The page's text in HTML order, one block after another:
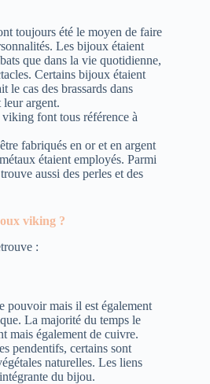
toujours été le moyen de faire
Les bijoux étaient
que dans la vie quotidienne,
Certains bijoux étaient
le cas des brassards dans
leur argent.
font tous référence à
fabriqués en or et en argent
étaient employés. Parmi
aussi des perles et des
viking ?
:
pouvoir mais il est également
La majorité du temps le
mais également de cuivre.
pendentifs, certains sont
naturelles. Les liens
du bijou.